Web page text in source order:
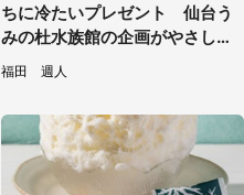
ちに冷たいプレゼント 仙台う
みの杜水族館の企画がやさしい
【7／31～8／23】
福田 週人